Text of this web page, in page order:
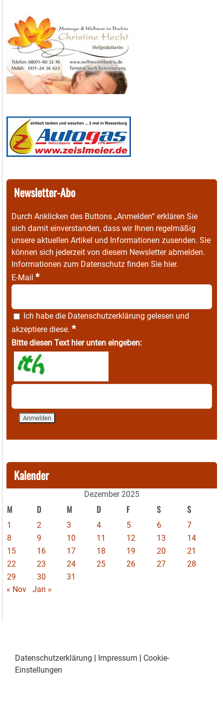
Newsletter-Abo
Durch Anklicken des Buttons „Anmelden“ erklären Sie
sich damit einverstanden, dass wir Ihnen regelmäßig
unsere aktuellen Artikel und Informationen zusenden. Sie
können sich jederzeit von diesem Newsletter abmelden.
Informationen zum Datenschutz finden Sie hier.
E-Mail *
Ich habe die Datenschutzerklärung gelesen und
akzeptiere diese. *
Bitte diesen Text hier unten eingeben:
Kalender
Dezember 2025
M D M D F S S
1 2 3 4 5 6
7
8
9 10 11 12 13
14
15
16 17 18 19 20
21
22
23 24 25 26 27
28
29
30
31
« Nov
Jan »
Datenschutzerklärung | Impressum | Cookie-
Einstellungen